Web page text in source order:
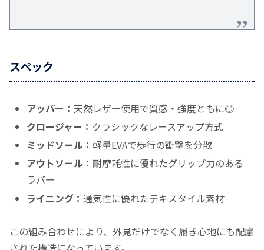
スペック
アッパー：天然レザー使用で質感・強度ともに◎
クロージャー： クラシックなレースアップ方式
ミッドソール： 軽量EVAで歩行の衝撃を分散
アウトソール：耐摩耗性に優れたグリップ力のある
ラバー
ライニング：通気性に優れたテキスタイル素材
この組み合わせにより、外見だけでなく履き心地にも配慮